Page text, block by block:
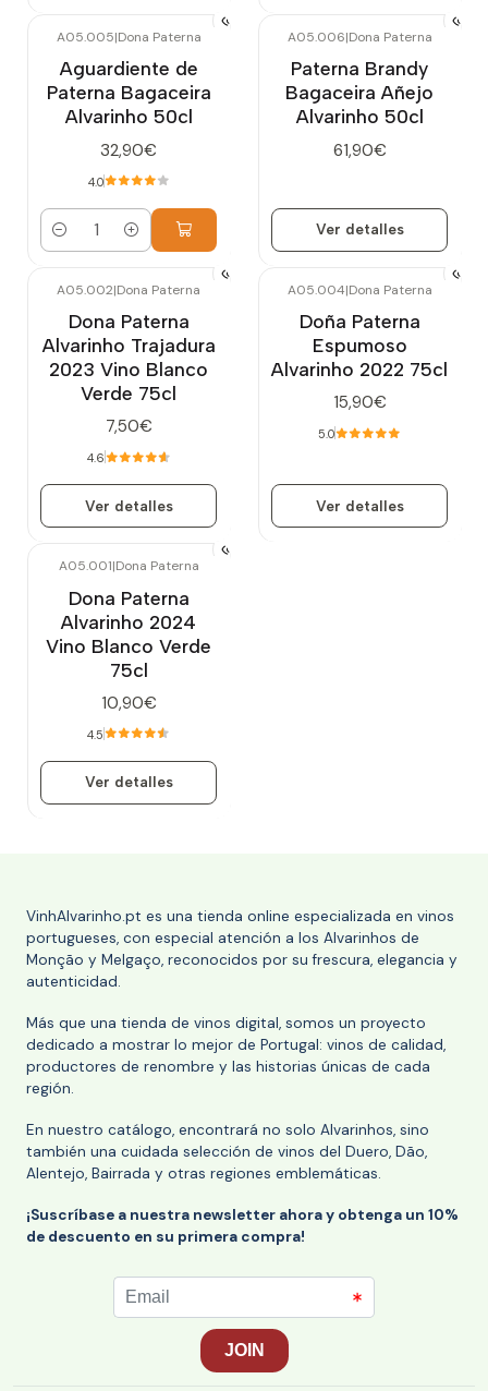
A05.005|Dona Paterna
Aguardiente de
Paterna Bagaceira
Alvarinho 50cl
32,90€
4.0
Cantidad
A05.006|Dona Paterna
Paterna Brandy
Bagaceira Añejo
Alvarinho 50cl
61,90€
Ver detalles
A05.002|Dona Paterna
Dona Paterna
Alvarinho Trajadura
2023 Vino Blanco
Verde 75cl
7,50€
4.6
Ver detalles
A05.004|Dona Paterna
Doña Paterna
Espumoso
Alvarinho 2022 75cl
15,90€
5.0
Ver detalles
A05.001|Dona Paterna
Dona Paterna
Alvarinho 2024
Vino Blanco Verde
75cl
10,90€
4.5
Ver detalles
VinhAlvarinho.pt es una tienda online especializada en vinos
portugueses, con especial atención a los Alvarinhos de
Monção y Melgaço, reconocidos por su frescura, elegancia y
autenticidad.
Más que una tienda de vinos digital, somos un proyecto
dedicado a mostrar lo mejor de Portugal: vinos de calidad,
productores de renombre y las historias únicas de cada
región.
En nuestro catálogo, encontrará no solo Alvarinhos, sino
también una cuidada selección de vinos del Duero, Dão,
Alentejo, Bairrada y otras regiones emblemáticas.
¡Suscríbase a nuestra newsletter ahora y obtenga un 10%
de descuento en su primera compra!